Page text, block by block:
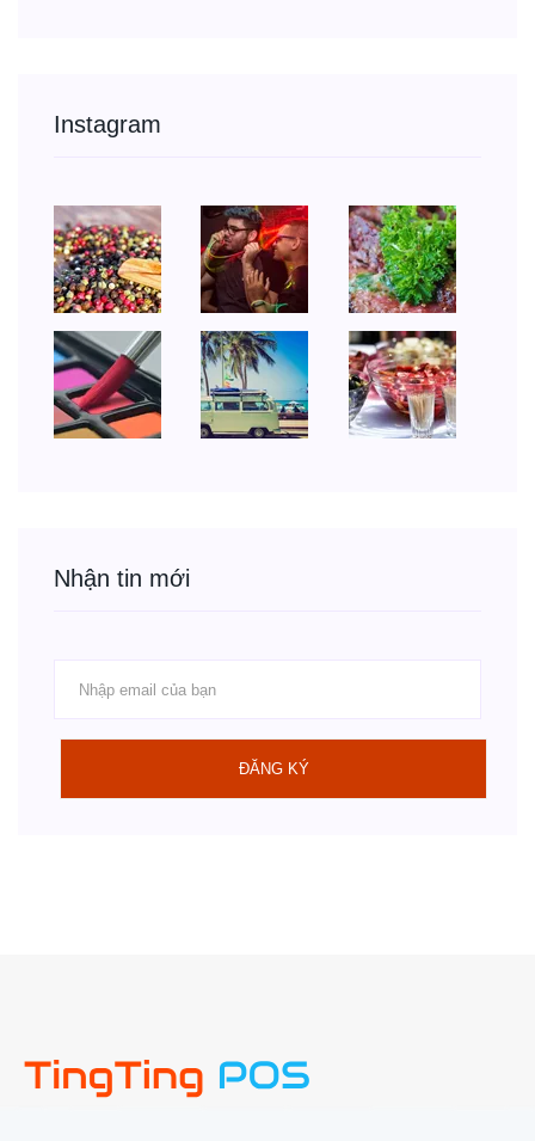
Instagram
Nhận tin mới
ĐĂNG KÝ